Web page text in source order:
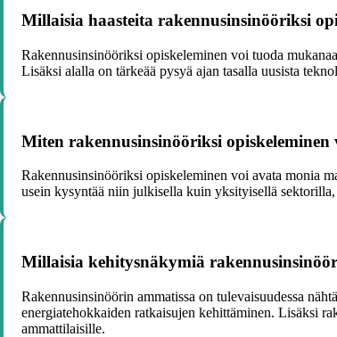
Millaisia haasteita rakennusinsinööriksi
Rakennusinsinööriksi opiskeleminen voi tuoda
Lisäksi alalla on tärkeää pysyä ajan tasalla uusista
Miten rakennusinsinööriksi
Rakennusinsinööriksi opiskeleminen voi avata monia
usein kysyntää niin julkisella kuin yksityisellä
Millaisia kehitysnäkymiä
Rakennusinsinöörin ammatissa on tulevaisuudessa
energiatehokkaiden ratkaisujen kehittäminen. Lisäksi
ammattilaisille.